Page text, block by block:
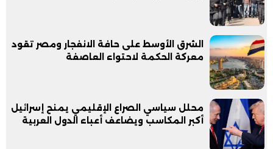
الشرق الأوسط على حافة الانفجار ومصر تقود
معركة الحكمة لاحتواء العاصفة
محلل سياسي الصراع الإقليمي يمنح إسرائيل
أكبر المكاسب ويضاعف أعباء الدول العربية